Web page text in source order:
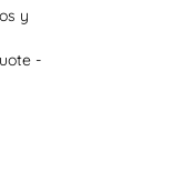
y
-